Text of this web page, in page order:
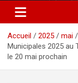
Accueil 2025 mai
Municipales 2025 au
le 20 mai prochain